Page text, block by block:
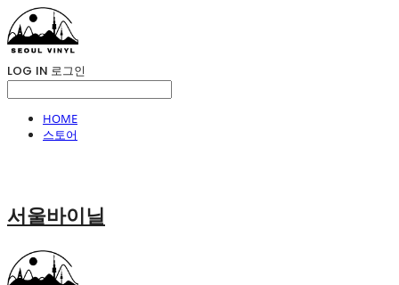
LOG IN 로그인
HOME
스토어
서울바이닐